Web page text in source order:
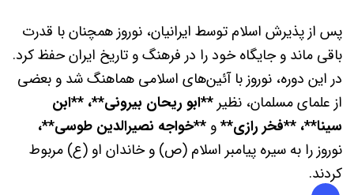
پس از پذیرش اسلام توسط ایرانیان، نوروز همچنان با قدرت
باقی ماند و جایگاه خود را در فرهنگ و تاریخ ایران حفظ کرد.
در این دوره، نوروز با آئین‌های اسلامی هماهنگ شد و بعضی
از علمای مسلمان، نظیر **ابو ریحان بیرونی**، **ابن
سینا**، **فخر رازی**و **خواجه نصیرالدین طوسی**،
نوروز را به سیره پیامبر اسلام (ص) و خاندان او (ع) مربوط
کردند.